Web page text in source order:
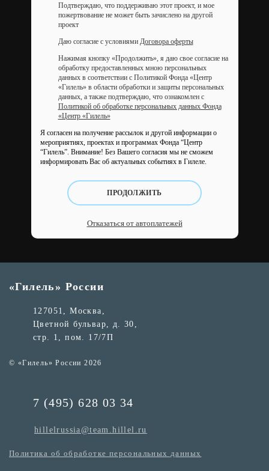
Подтверждаю, что поддерживаю этот проект, и мое
пожертвование не может быть зачислено на другой
проект
Даю согласие с условиями Договора оферты
Нажимая кнопку «Продолжить», я даю свое согласие на
обработку предоставленных мною персональных
данных в соответствии с Политикой Фонда «Центр
«Гилель» в области обработки и защиты персональных
данных, а также подтверждаю, что ознакомлен с
Политикой об обработке персональных данных Фонда
«Центр «Гилель»
Я согласен на получение рассылок и другой информации о
мероприятиях, проектах и программах Фонда “Центр
“Гилель”. Внимание! Без Вашего согласия мы не сможем
информировать Вас об актуальных событиях в Гилеле.
ПРОДОЛЖИТЬ
Отказаться от автоплатежей
«Гилель» России
127051, Москва,
Цветной бульвар, д. 30,
стр. 1, пом. 17/7П
© «Гилель» России 2026
7 (495) 628 03 34
hillelrussia@team.hillel.ru
Политика об обработке персональных данных